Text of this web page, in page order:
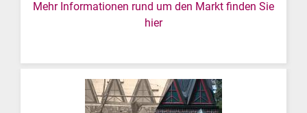
Mehr Informationen rund um den Markt finden Sie
hier